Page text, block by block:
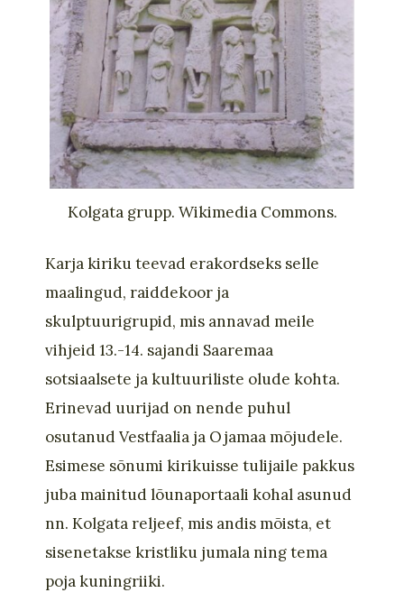
Kolgata grupp. Wikimedia Commons.
Karja kiriku teevad erakordseks selle
maalingud, raiddekoor ja
skulptuurigrupid, mis annavad meile
vihjeid 13.-14. sajandi Saaremaa
sotsiaalsete ja kultuuriliste olude kohta.
Erinevad uurijad on nende puhul
osutanudVestfaalia ja Ojamaa mõjudele.
Esimese sõnumi kirikuisse tulijaile pakkus
juba mainitud lõunaportaali kohal asunud
nn. Kolgata reljeef, mis andis mõista, et
sisenetakse kristliku jumala ning tema
poja kuningriiki.